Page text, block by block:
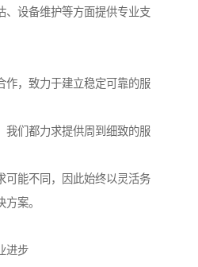
、设备维护等方面提供专业支
作，致力于建立稳定可靠的服
我们都力求提供周到细致的服
可能不同，因此始终以灵活务
案。
进步